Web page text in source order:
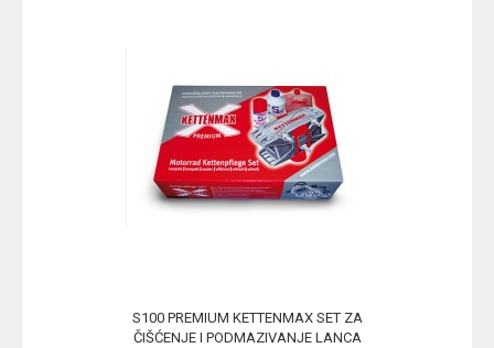
S100 PREMIUM KETTENMAX SET ZA
ČIŠĆENJE I PODMAZIVANJE LANCA